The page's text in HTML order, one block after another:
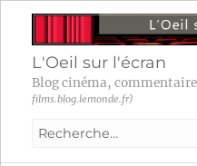
L'Oeil sur l'écran
Blog cinéma,
films.blog.lemonde.fr)
Recherche